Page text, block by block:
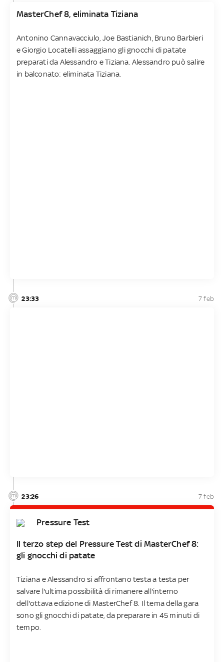
MasterChef 8, eliminata Tiziana
Antonino Cannavacciulo, Joe Bastianich, Bruno Barbieri
e Giorgio Locatelli assaggiano gli gnocchi di patate
preparati da Alessandro e Tiziana. Alessandro può salire
in balconato: eliminata Tiziana.
23:33 7 feb
23:26 7 feb
Pressure Test
Il terzo step del Pressure Test di MasterChef 8:
gli gnocchi di patate
Tiziana e Alessandro si affrontano testa a testa per
salvare l'ultima possibilità di rimanere all'interno
dell'ottava edizione di MasterChef 8. Il tema della gara
sono gli gnocchi di patate, da preparare in 45 minuti di
tempo.